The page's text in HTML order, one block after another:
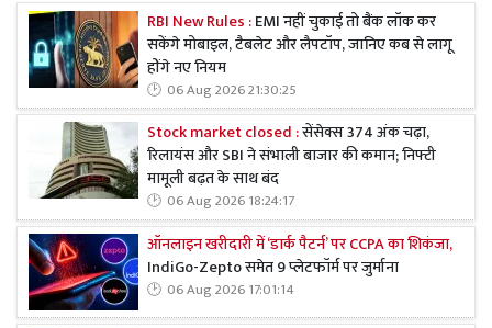
RBI New Rules :EMI नहीं चुकाई तो बैंक लॉक कर
सकेंगे मोबाइल, टैबलेट और लैपटॉप, जानिए कब से लागू
होंगे नए नियम
06 Aug 2026 21:30:25
Stock market closed :सेंसेक्स 374 अंक चढ़ा,
रिलायंस और SBI ने संभाली बाजार की कमान; निफ्टी
मामूली बढ़त के साथ बंद
06 Aug 2026 18:24:17
ऑनलाइन खरीदारी में ‘डार्क पैटर्न’ पर CCPA का शिकंजा,
IndiGo-Zepto समेत 9 प्लेटफॉर्म पर जुर्माना
06 Aug 2026 17:01:14